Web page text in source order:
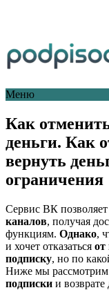
Меню
Как
деньги. Как
вернуть
ограничения
Сервис ВК
каналов, получая
функциям. Однако,
и хочет отказаться от
подписку, но по
Ниже мы рассмотрим
подписки и возврате